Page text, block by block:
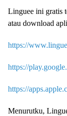
Linguee ini gratis
atau download
https://
https://
https://
Menurutku,